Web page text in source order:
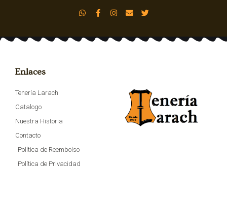
Enlaces
Tenería Larach
Catalogo
Nuestra Historia
Contacto
Política de Reembolso
Política de Privacidad